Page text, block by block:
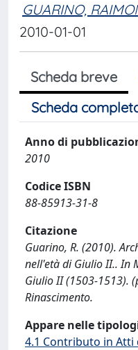
GUARINO,
2010-01-01
Scheda breve
Scheda
Anno di
2010
Codice ISBN
88-85913-31-8
Citazione
Guarino, R. (2010).
nell'età di Giulio II.. In
Giulio II (1503-1513).
Rinascimento.
Appare nelle
4.1 Contributo in Atti